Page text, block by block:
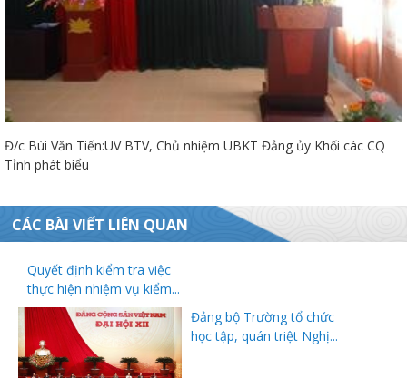
Đ/c Bùi Văn Tiến:UV BTV, Chủ nhiệm UBKT Đảng ủy Khối các CQ
Tỉnh phát biểu
CÁC BÀI VIẾT LIÊN QUAN
Quyết định kiểm tra việc
thực hiện nhiệm vụ kiểm...
Đảng bộ Trường tổ chức
học tập, quán triệt Nghị...